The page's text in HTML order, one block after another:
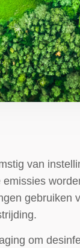
van
om